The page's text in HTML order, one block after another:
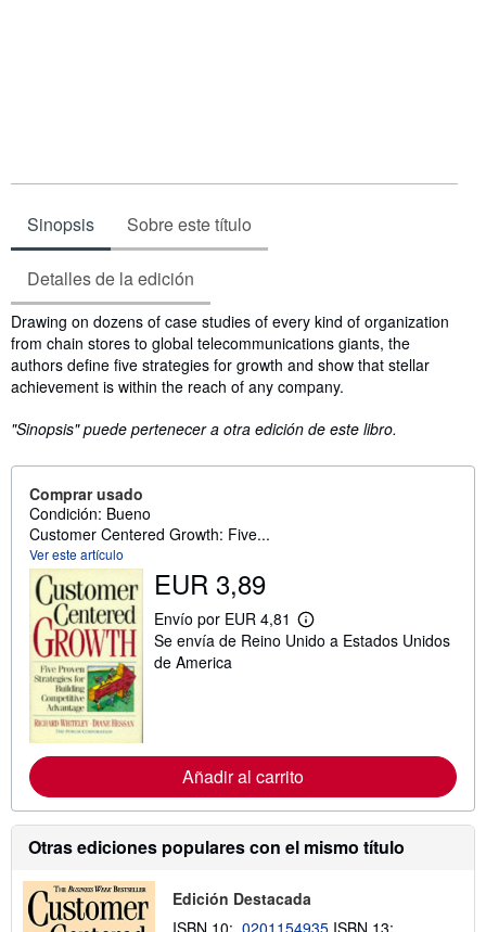
Sinopsis Sobre este título
Detalles de la edición
Sinopsis
Drawing on dozens of case studies of every kind of organization
from chain stores to global telecommunications giants, the
authors define five strategies for growth and show that stellar
achievement is within the reach of any company.
"Sinopsis" puede pertenecer a otra edición de este libro.
Comprar usado
Condición: Bueno
Customer Centered Growth: Five...
Ver este artículo
EUR 3,89
Envío por EUR 4,81
M
á
m
ó
s
r
Se envía de Reino Unido a Estados Unidos
de America
Añadir al carrito
Otras ediciones populares con el mismo título
Edición Destacada
ISBN 10: 0201154935 ISBN 13: